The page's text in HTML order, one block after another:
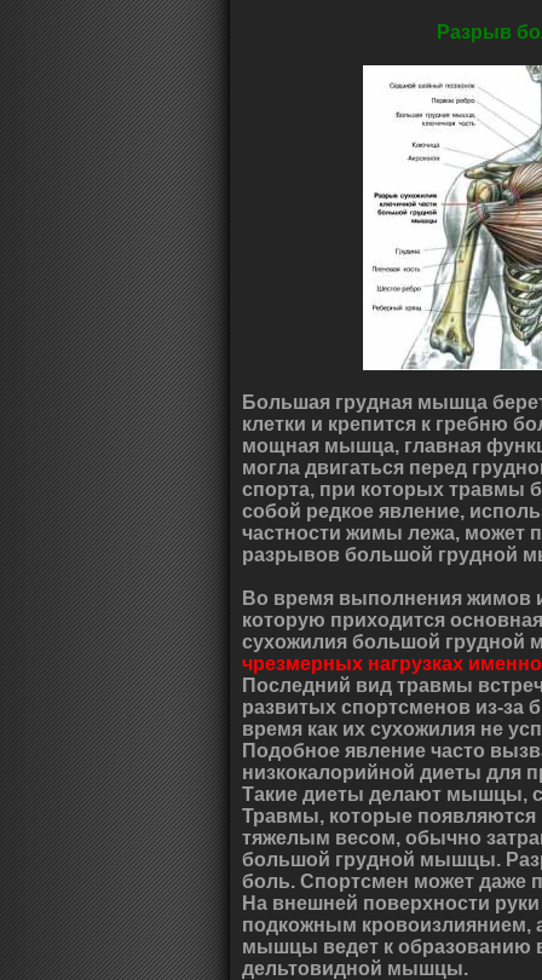
Разрыв
Большая грудная мышца
клетки и крепится к гребню
мощная мышца, главная
могла двигаться перед
спорта, при которых травмы
собой редкое явление,
частности жимы лежа, может
разрывов большой грудной
Во время выполнения жимов
которую приходится
сухожилия большой
чрезмерных нагрузках
Последний вид травмы
развитых спортсменов из-
время как их сухожилия не
Подобное явление часто
низкокалорийной диеты для
Такие диеты делают мышцы,
Травмы, которые
тяжелым весом, обычно
большой грудной мышцы.
боль. Спортсмен может даже
На внешней поверхности
подкожным кровоизлиянием,
мышцы ведет к образованию
дельтовидной мышцы.